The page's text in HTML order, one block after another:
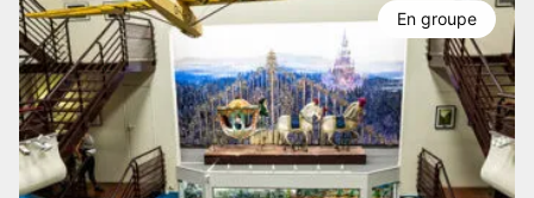
En groupe